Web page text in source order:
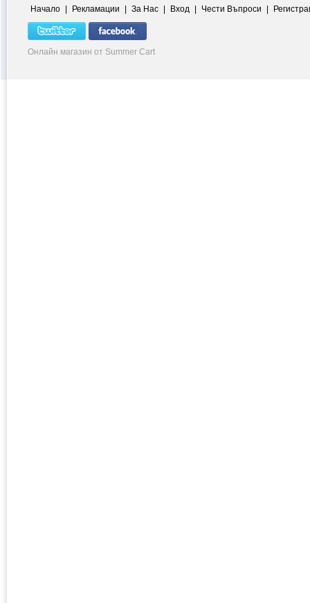
Начало | Рекламации | За Нас | Вход | Чести Въпроси |
Онлайн магазин от Summer Cart